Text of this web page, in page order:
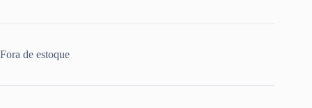
Fora de estoque